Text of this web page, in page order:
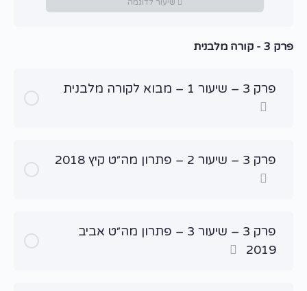
שיעור תוכן
מבחן מסכם – תקרה מקשית
פרק 3 - קורה מלבנית
פרק 3 – שיעור 1 – מבוא לקורה מלבנית
פרק 3 – שיעור 2 – פתרון מה״ט קיץ 2018
פרק 3 – שיעור 3 – פתרון מה״ט אביב
2019